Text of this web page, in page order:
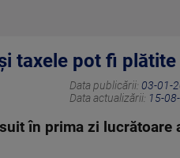
taxele pot fi
Data publicării: 03-01-
Data actualizării: 15-
în prima zi lucrătoare